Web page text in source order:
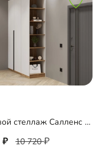
Торцевой стеллаж Салленс с полками
10 720